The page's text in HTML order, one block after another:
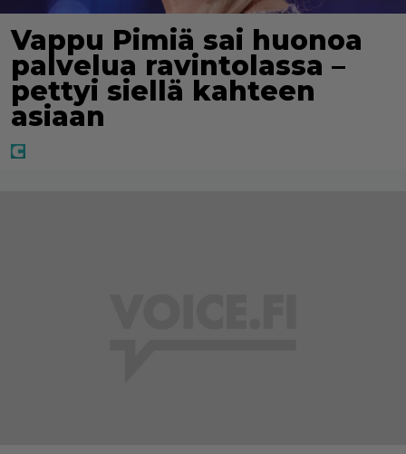
Vappu Pimiä sai huonoa
palvelua ravintolassa –
pettyi siellä kahteen
asiaan